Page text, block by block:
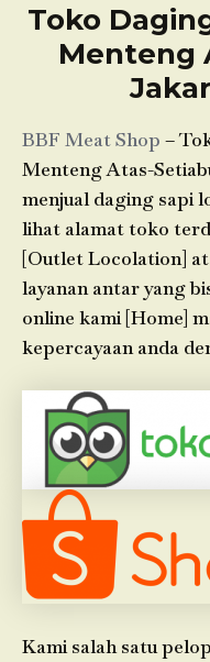
Toko
Menteng
BBF Meat Shop –
Menteng Atas-
menjual daging sapi
lihat alamat toko
[Outlet Locolation]
layanan antar yang
online kami [Home]
kepercayaan anda
Kami salah satu